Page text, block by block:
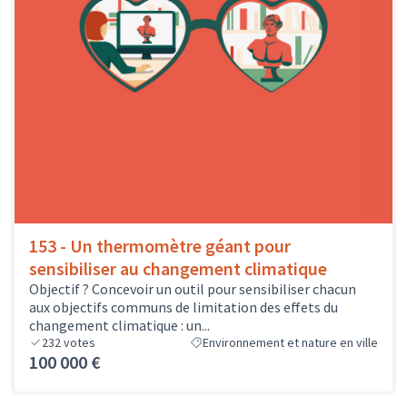
153 - Un thermomètre géant pour
sensibiliser au changement climatique
Objectif ? Concevoir un outil pour sensibiliser chacun
aux objectifs communs de limitation des effets du
changement climatique : un...
232votes Environnement et nature en ville
100 000 €